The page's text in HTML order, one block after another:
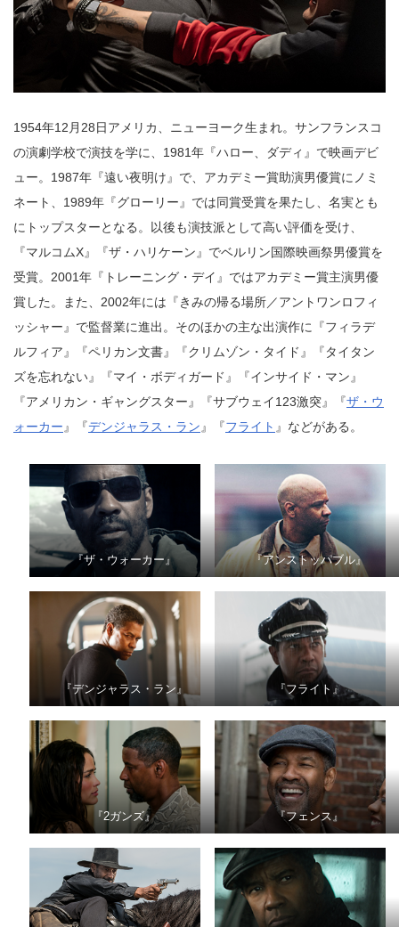
1954年12月28日アメリカ、ニューヨーク生まれ。サンフランスコ
の演劇学校で演技を学に、1981年『ハロー、ダディ』で映画デビ
ュー。1987年『遠い夜明け』で、アカデミー賞助演男優賞にノミ
ネート、1989年『グローリー』では同賞受賞を果たし、名実とも
にトップスターとなる。以後も演技派として高い評価を受け、
『マルコムX』『ザ・ハリケーン』でベルリン国際映画祭男優賞を
受賞。2001年『トレーニング・デイ』ではアカデミー賞主演男優
賞した。また、2002年には『きみの帰る場所／アントワンロフィ
ッシャー』で監督業に進出。そのほかの主な出演作に『フィラデ
ルフィア』『ペリカン文書』『クリムゾン・タイド』『タイタン
ズを忘れない』『マイ・ボディガード』『インサイド・マン』
『アメリカン・ギャングスター』『サブウェイ123激突』『ザ・ウ
ォーカー 』『デンジャラス・ラン 』『フライト 』などがある。
『ザ・ウォーカー』 『アンストッパブル』
『デンジャラス・ラン』 『フライト』
『2ガンズ』 『フェンス』